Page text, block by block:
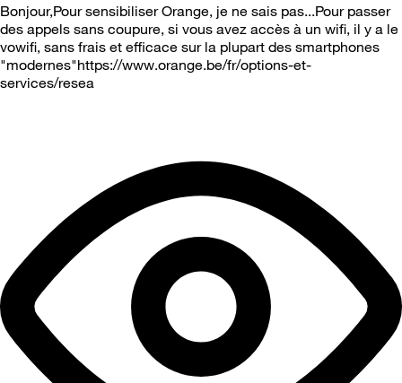
Bonjour,Pour sensibiliser Orange, je ne sais pas...Pour passer
des appels sans coupure, si vous avez accès à un wifi, il y a le
vowifi, sans frais et efficace sur la plupart des smartphones
"modernes"https://www.orange.be/fr/options-et-
services/resea